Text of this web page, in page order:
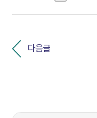
다음글